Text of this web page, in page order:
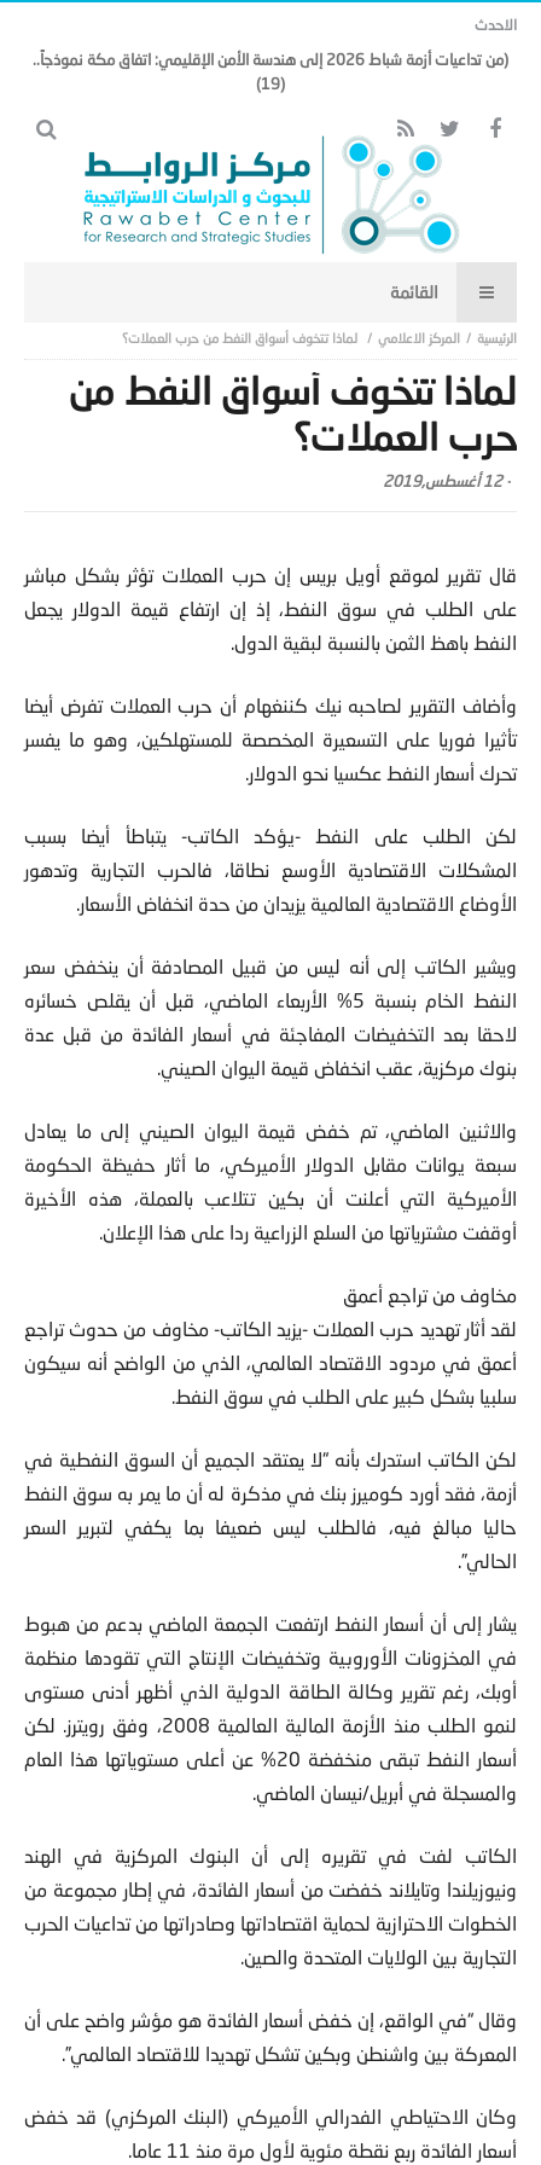
الاحدث
(من تداعيات أزمة شباط 2026 إلى هندسة الأمن الإقليمي: اتفاق مكة نموذجاً..
(19)
المركز الاعلامي لماذا تتخوف أسواق النفط من حرب العملات؟
لماذا تتخوف أسواق النفط من
حرب العملات؟
-12 أغسطس,2019
قال تقرير لموقع أويل بريس إن حرب العملات تؤثر بشكل مباشر
على الطلب في سوق النفط، إذ إن ارتفاع قيمة الدولار يجعل
النفط باهظ الثمن بالنسبة لبقية الدول.
وأضاف التقرير لصاحبه نيك كننغهام أن حرب العملات تفرض أيضا
تأثيرا فوريا على التسعيرة المخصصة للمستهلكين، وهو ما يفسر
تحرك أسعار النفط عكسيا نحو الدولار.
لكن الطلب على النفط -يؤكد الكاتب- يتباطأ أيضا بسبب
المشكلات الاقتصادية الأوسع نطاقا، فالحرب التجارية وتدهور
الأوضاع الاقتصادية العالمية يزيدان من حدة انخفاض الأسعار.
ويشير الكاتب إلى أنه ليس من قبيل المصادفة أن ينخفض سعر
النفط الخام بنسبة 5% الأربعاء الماضي، قبل أن يقلص خسائره
لاحقا بعد التخفيضات المفاجئة في أسعار الفائدة من قبل عدة
بنوك مركزية، عقب انخفاض قيمة اليوان الصيني.
والاثنين الماضي، تم خفض قيمة اليوان الصيني إلى ما يعادل
سبعة يوانات مقابل الدولار الأميركي، ما أثار حفيظة الحكومة
الأميركية التي أعلنت أن بكين تتلاعب بالعملة، هذه الأخيرة
أوقفت مشترياتها من السلع الزراعية ردا على هذا الإعلان.
مخاوف من تراجع أعمق
لقد أثار تهديد حرب العملات -يزيد الكاتب- مخاوف من حدوث تراجع
أعمق في مردود الاقتصاد العالمي، الذي من الواضح أنه سيكون
سلبيا بشكل كبير على الطلب في سوق النفط.
لكن الكاتب استدرك بأنه “لا يعتقد الجميع أن السوق النفطية في
أزمة، فقد أورد كوميرز بنك في مذكرة له أن ما يمر به سوق النفط
حاليا مبالغ فيه، فالطلب ليس ضعيفا بما يكفي لتبرير السعر
الحالي”.
يشار إلى أن أسعار النفط ارتفعت الجمعة الماضي بدعم من هبوط
في المخزونات الأوروبية وتخفيضات الإنتاج التي تقودها منظمة
أوبك، رغم تقرير وكالة الطاقة الدولية الذي أظهر أدنى مستوى
لنمو الطلب منذ الأزمة المالية العالمية 2008، وفق رويترز. لكن
أسعار النفط تبقى منخفضة 20% عن أعلى مستوياتها هذا العام
والمسجلة في أبريل/نيسان الماضي.
الكاتب لفت في تقريره إلى أن البنوك المركزية في الهند
ونيوزيلندا وتايلاند خفضت من أسعار الفائدة، في إطار مجموعة من
الخطوات الاحترازية لحماية اقتصاداتها وصادراتها من تداعيات الحرب
التجارية بين الولايات المتحدة والصين.
وقال “في الواقع، إن خفض أسعار الفائدة هو مؤشر واضح على أن
المعركة بين واشنطن وبكين تشكل تهديدا للاقتصاد العالمي”.
وكان الاحتياطي الفدرالي الأميركي (البنك المركزي) قد خفض
أسعار الفائدة ربع نقطة مئوية لأول مرة منذ 11 عاما.